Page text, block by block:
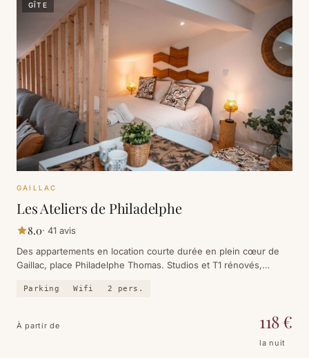
GÎTE
GAILLAC
Les Ateliers de Philadelphe
8.0· 41 avis
Des appartements en location courte durée en plein cœur de
Gaillac, place Philadelphe Thomas. Studios et T1 rénovés,
l'étage, les toits de brique et la boucle du Tarn.
Parking Wifi 2 pers.
À partir de 118€
la nuit